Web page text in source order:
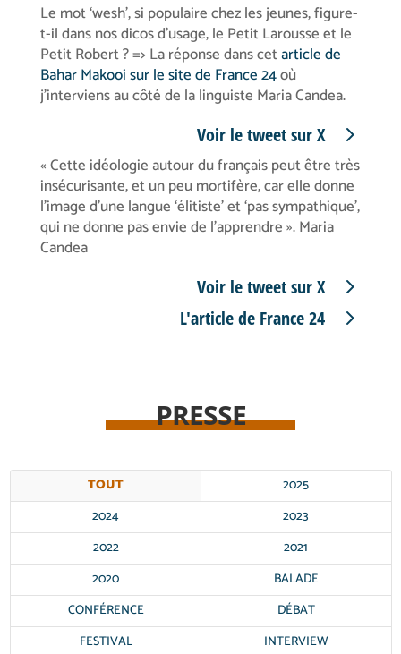
Le mot ‘wesh’, si populaire chez les jeunes, figure-
t-il dans nos dicos d’usage, le Petit Larousse et le
Petit Robert ? => La réponse dans cetarticle de
Bahar Makooi sur le site de France 24où
j’interviens au côté de la linguiste Maria Candea.
Voir le tweet sur X
« Cette idéologie autour du français peut être très
insécurisante, et un peu mortifère, car elle donne
l’image d’une langue ‘élitiste’ et ‘pas sympathique’,
qui ne donne pas envie de l’apprendre ». Maria
Candea
Voir le tweet sur X
L'article de France 24
PRESSE
TOUT
2025
2024
2023
2022
2021
2020
BALADE
CONFÉRENCE
DÉBAT
FESTIVAL
INTERVIEW